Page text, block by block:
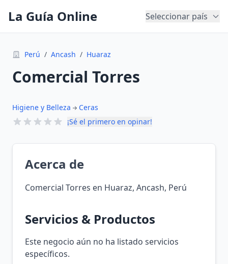
La Guía Online Seleccionar país
Perú / Ancash / Huaraz
Comercial Torres
Higiene y Belleza
Ceras
¡Sé el primero en opinar!
Acerca de
Comercial Torres en Huaraz, Ancash, Perú
Servicios & Productos
Este negocio aún no ha listado servicios
específicos.